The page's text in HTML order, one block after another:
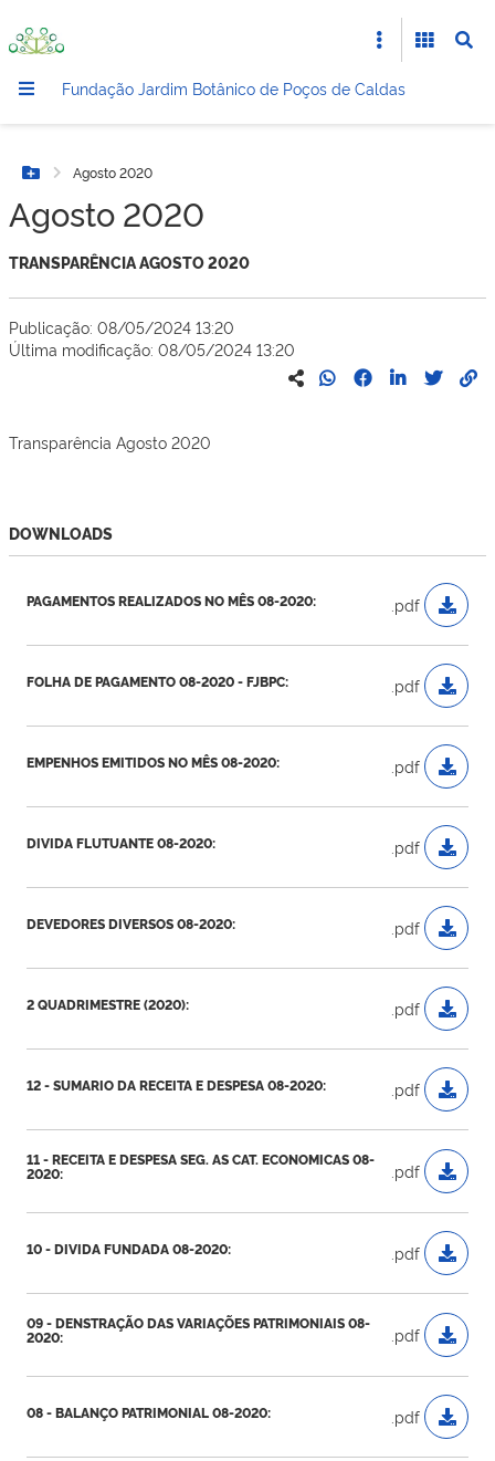
Fundação Jardim Botânico de Poços de Caldas
Botão Menu
Agosto 2020
Agosto 2020
TRANSPARÊNCIA AGOSTO 2020
Publicação: 08/05/2024 13:20
Última modificação: 08/05/2024 13:20
Transparência Agosto 2020
DOWNLOADS
PAGAMENTOS REALIZADOS NO MÊS 08-2020: .pdf
FOLHA DE PAGAMENTO 08-2020 - FJBPC: .pdf
EMPENHOS EMITIDOS NO MÊS 08-2020: .pdf
DIVIDA FLUTUANTE 08-2020: .pdf
DEVEDORES DIVERSOS 08-2020: .pdf
2 QUADRIMESTRE (2020): .pdf
12 - SUMARIO DA RECEITA E DESPESA 08-2020: .pdf
11 - RECEITA E DESPESA SEG. AS CAT. ECONOMICAS 08-
2020:
.pdf
10 - DIVIDA FUNDADA 08-2020: .pdf
09 - DENSTRAÇÃO DAS VARIAÇÕES PATRIMONIAIS 08-
2020:
.pdf
08 - BALANÇO PATRIMONIAL 08-2020: .pdf